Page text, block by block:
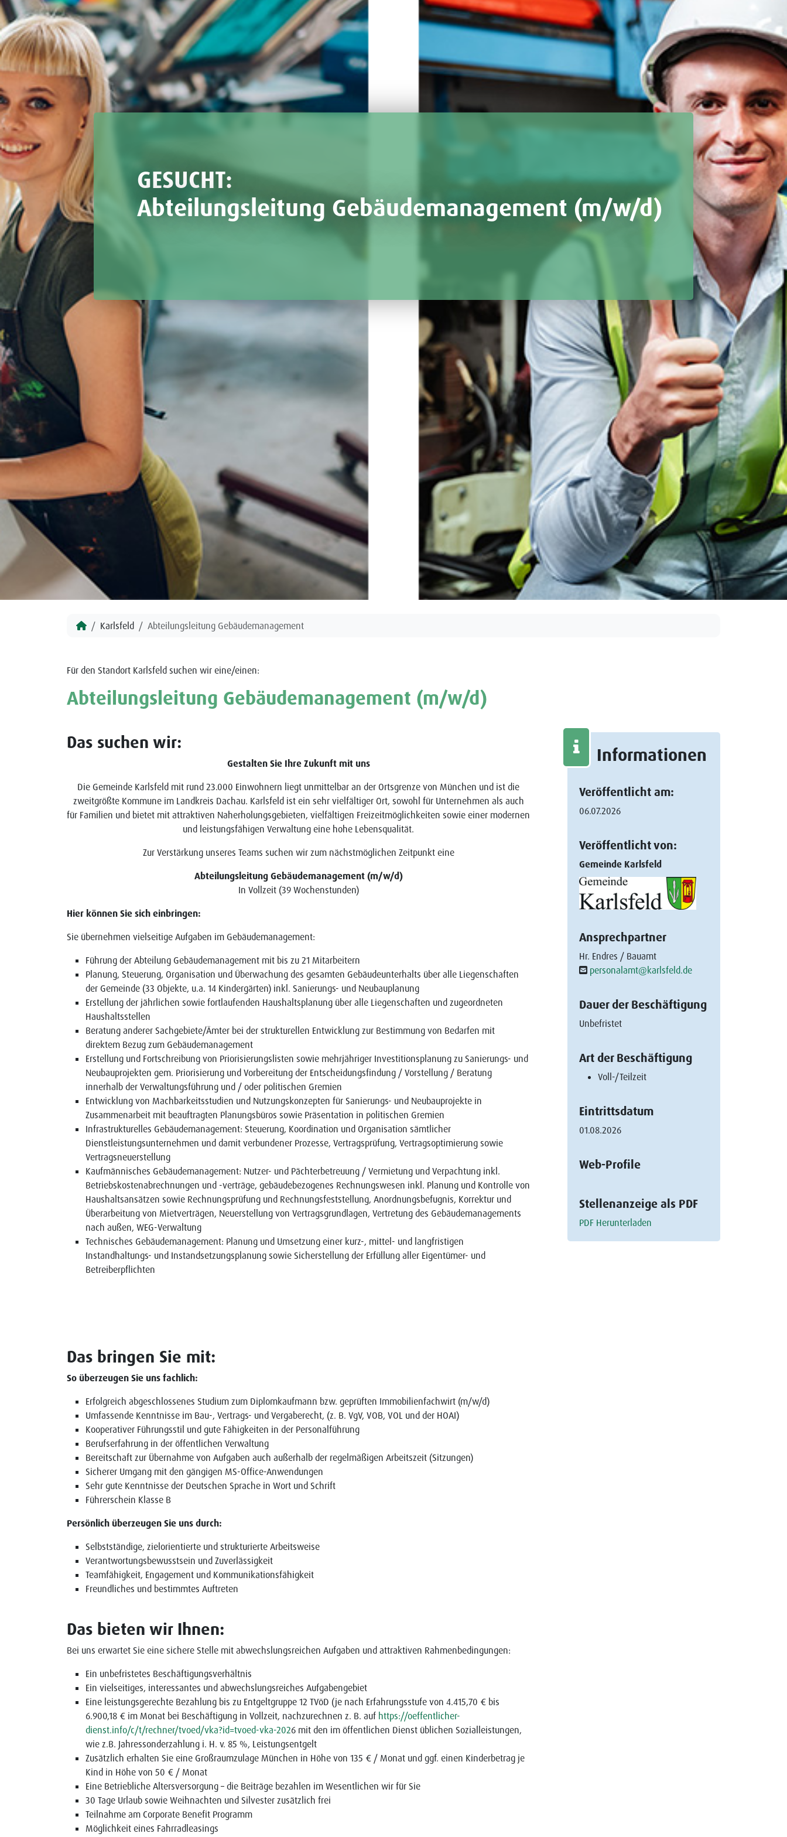
GESUCHT:
Abteilungsleitung Gebäudemanagement (m/w/d)
Karlsfeld Abteilungsleitung Gebäudemanagement
Für den Standort Karlsfeld suchen wir eine/einen:
Abteilungsleitung Gebäudemanagement (m/w/d)
Das suchen wir:
Gestalten Sie Ihre Zukunft mit uns
Die Gemeinde Karlsfeld mit rund 23.000 Einwohnern liegt unmittelbar an der Ortsgrenze von München und ist die
zweitgrößte Kommune im Landkreis Dachau. Karlsfeld ist ein sehr vielfältiger Ort, sowohl für Unternehmen als auch
für Familien und bietet mit attraktiven Naherholungsgebieten, vielfältigen Freizeitmöglichkeiten sowie einer modernen
und leistungsfähigen Verwaltung eine hohe Lebensqualität.
Zur Verstärkung unseres Teams suchen wir zum nächstmöglichen Zeitpunkt eine
Abteilungsleitung Gebäudemanagement (m/w/d)
In Vollzeit (39 Wochenstunden)
Hier können Sie sich einbringen:
Sie übernehmen vielseitige Aufgaben im Gebäudemanagement:
Führung der Abteilung Gebäudemanagement mit bis zu 21 Mitarbeitern
Planung, Steuerung, Organisation und Überwachung des gesamten Gebäudeunterhalts über alle Liegenschaften
der Gemeinde (33 Objekte, u.a. 14 Kindergärten) inkl. Sanierungs- und Neubauplanung
Erstellung der jährlichen sowie fortlaufenden Haushaltsplanung über alle Liegenschaften und zugeordneten
Haushaltsstellen
Beratung anderer Sachgebiete/Ämter bei der strukturellen Entwicklung zur Bestimmung von Bedarfen mit
direktem Bezug zum Gebäudemanagement
Erstellung und Fortschreibung von Priorisierungslisten sowie mehrjähriger Investitionsplanung zu Sanierungs- und
Neubauprojekten gem. Priorisierung und Vorbereitung der Entscheidungsfindung / Vorstellung / Beratung
innerhalb der Verwaltungsführung und / oder politischen Gremien
Entwicklung von Machbarkeitsstudien und Nutzungskonzepten für Sanierungs- und Neubauprojekte in
Zusammenarbeit mit beauftragten Planungsbüros sowie Präsentation in politischen Gremien
Infrastrukturelles Gebäudemanagement: Steuerung, Koordination und Organisation sämtlicher
Dienstleistungsunternehmen und damit verbundener Prozesse, Vertragsprüfung, Vertragsoptimierung sowie
Vertragsneuerstellung
Kaufmännisches Gebäudemanagement: Nutzer- und Pächterbetreuung / Vermietung und Verpachtung inkl.
Betriebskostenabrechnungen und -verträge, gebäudebezogenes Rechnungswesen inkl. Planung und Kontrolle von
Haushaltsansätzen sowie Rechnungsprüfung und Rechnungsfeststellung, Anordnungsbefugnis, Korrektur und
Überarbeitung von Mietverträgen, Neuerstellung von Vertragsgrundlagen, Vertretung des Gebäudemanagements
nach außen, WEG-Verwaltung
Technisches Gebäudemanagement: Planung und Umsetzung einer kurz-, mittel- und langfristigen
Instandhaltungs- und Instandsetzungsplanung sowie Sicherstellung der Erfüllung aller Eigentümer- und
Betreiberpflichten
Das bringen Sie mit:
So überzeugen Sie uns fachlich:
Erfolgreich abgeschlossenes Studium zum Diplomkaufmann bzw. geprüften Immobilienfachwirt (m/w/d)
Umfassende Kenntnisse im Bau-, Vertrags- und Vergaberecht, (z. B. VgV, VOB, VOL und der HOAI)
Kooperativer Führungsstil und gute Fähigkeiten in der Personalführung
Berufserfahrung in der öffentlichen Verwaltung
Bereitschaft zur Übernahme von Aufgaben auch außerhalb der regelmäßigen Arbeitszeit (Sitzungen)
Sicherer Umgang mit den gängigen MS-Office-Anwendungen
Sehr gute Kenntnisse der Deutschen Sprache in Wort und Schrift
Führerschein Klasse B
Persönlich überzeugen Sie uns durch:
Selbstständige, zielorientierte und strukturierte Arbeitsweise
Verantwortungsbewusstsein und Zuverlässigkeit
Teamfähigkeit, Engagement und Kommunikationsfähigkeit
Freundliches und bestimmtes Auftreten
Das bieten wir Ihnen:
Bei uns erwartet Sie eine sichere Stelle mit abwechslungsreichen Aufgaben und attraktiven Rahmenbedingungen:
Ein unbefristetes Beschäftigungsverhältnis
Ein vielseitiges, interessantes und abwechslungsreiches Aufgabengebiet
Eine leistungsgerechte Bezahlung bis zu Entgeltgruppe 12 TVöD (je nach Erfahrungsstufe von 4.415,70 € bis
6.900,18 € im Monat bei Beschäftigung in Vollzeit, nachzurechnen z. B. auf https://oeffentlicher-
dienst.info/c/t/rechner/tvoed/vka?id=tvoed-vka-2026 mit den im öffentlichen Dienst üblichen Sozialleistungen,
wie z.B. Jahressonderzahlung i. H. v. 85 %, Leistungsentgelt
Zusätzlich erhalten Sie eine Großraumzulage München in Höhe von 135 € / Monat und ggf. einen Kinderbetrag je
Kind in Höhe von 50 € / Monat
Eine Betriebliche Altersversorgung – die Beiträge bezahlen im Wesentlichen wir für Sie
30 Tage Urlaub sowie Weihnachten und Silvester zusätzlich frei
Teilnahme am Corporate Benefit Programm
Möglichkeit eines Fahrradleasings
Informationen
Veröffentlicht am:
06.07.2026
Veröffentlicht von:
Gemeinde Karlsfeld
Ansprechpartner
Hr. Endres / Bauamt
personalamt@karlsfeld.de
Dauer der Beschäftigung
Unbefristet
Art der Beschäftigung
Voll-/Teilzeit
Eintrittsdatum
01.08.2026
Web-Profile
Stellenanzeige als PDF
PDF Herunterladen